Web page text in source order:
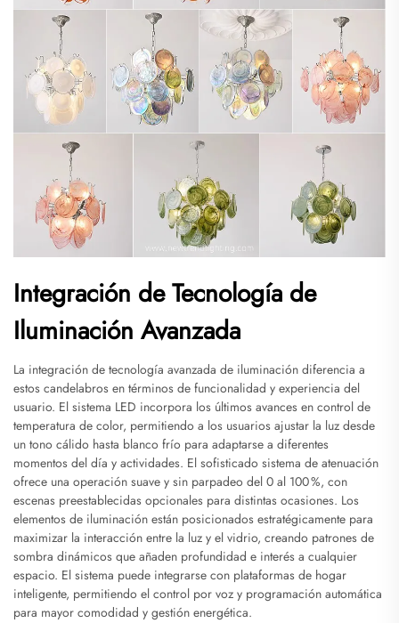
Integración de Tecnología de
Iluminación Avanzada
La integración de tecnología avanzada de iluminación diferencia a
estos candelabros en términos de funcionalidad y experiencia del
usuario. El sistema LED incorpora los últimos avances en control de
temperatura de color, permitiendo a los usuarios ajustar la luz desde
un tono cálido hasta blanco frío para adaptarse a diferentes
momentos del día y actividades. El sofisticado sistema de atenuación
ofrece una operación suave y sin parpadeo del 0 al 100 %, con
escenas preestablecidas opcionales para distintas ocasiones. Los
elementos de iluminación están posicionados estratégicamente para
maximizar la interacción entre la luz y el vidrio, creando patrones de
sombra dinámicos que añaden profundidad e interés a cualquier
espacio. El sistema puede integrarse con plataformas de hogar
inteligente, permitiendo el control por voz y programación automática
para mayor comodidad y gestión energética.